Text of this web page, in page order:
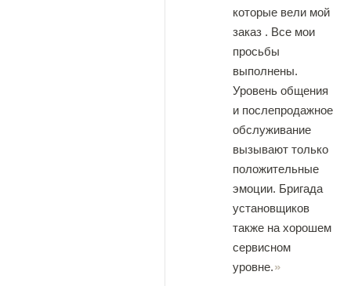
которые вели мой
заказ . Все мои
просьбы
выполнены.
Уровень общения
и послепродажное
обслуживание
вызывают только
положительные
эмоции. Бригада
установщиков
также на хорошем
сервисном
уровне.